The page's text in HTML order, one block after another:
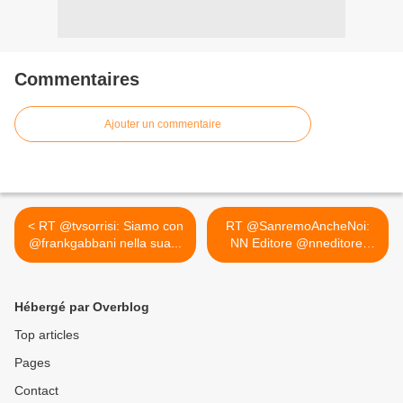
Commentaires
Ajouter un commentaire
< RT @tvsorrisi: Siamo con
@frankgabbani nella sua...
RT @SanremoAncheNoi:
NN Editore @nneditore:
RT... >
Hébergé par Overblog
Top articles
Pages
Contact